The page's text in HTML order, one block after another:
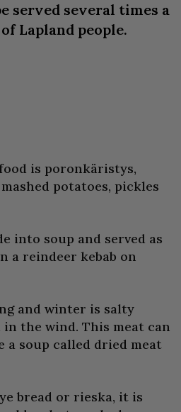
served several times a
Lapland people.
is poronkäristys,
potatoes, pickles
into soup and served as
a reindeer kebab on
and winter is salty
the wind. This meat can
a soup called dried meat
bread or rieska, it is